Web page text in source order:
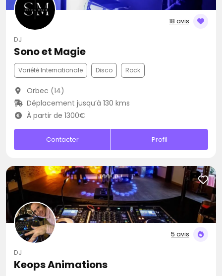
18 avis
DJ
Sono et Magie
Variété Internationale Disco Rock
Orbec (14)
Déplacement jusqu’à 130 kms
À partir de 1300€
Contacter Profil
5 avis
DJ
Keops Animations